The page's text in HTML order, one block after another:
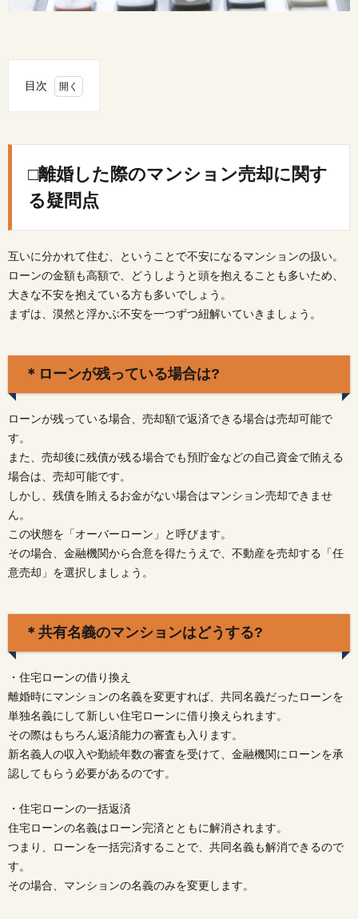
目次
1.
婚し
のマ
ョン
に関
疑問
点
1.1.
＊ロー
る場合
は?
＊共有
ョンは
どうす
る?
＊財産
は?
ンシ
ョン
外の
肢は
あ
る?
3.
□離
にマ
ンシ
ョン
に住
注意
□離婚した際のマンション売却に関す
る疑問点
互いに分かれて住む、ということで不安になるマンションの扱い。
ローンの金額も高額で、どうしようと頭を抱えることも多いため、
大きな不安を抱えている方も多いでしょう。
まずは、漠然と浮かぶ不安を一つずつ紐解いていきましょう。
＊ローンが残っている場合は?
ローンが残っている場合、売却額で返済できる場合は売却可能で
す。
また、売却後に残債が残る場合でも預貯金などの自己資金で賄える
場合は、売却可能です。
しかし、残債を賄えるお金がない場合はマンション売却できませ
ん。
この状態を「オーバーローン」と呼びます。
その場合、金融機関から合意を得たうえで、不動産を売却する「任
意売却」を選択しましょう。
＊共有名義のマンションはどうする?
・住宅ローンの借り換え
離婚時にマンションの名義を変更すれば、共同名義だったローンを
単独名義にして新しい住宅ローンに借り換えられます。
その際はもちろん返済能力の審査も入ります。
新名義人の収入や勤続年数の審査を受けて、金融機関にローンを承
認してもらう必要があるのです。
・住宅ローンの一括返済
住宅ローンの名義はローン完済とともに解消されます。
つまり、ローンを一括完済することで、共同名義も解消できるので
す。
その場合、マンションの名義のみを変更します。